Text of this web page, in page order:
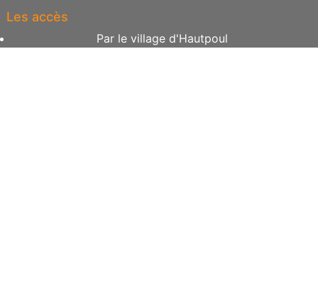
Les accès
Par le village d'Hautpoul